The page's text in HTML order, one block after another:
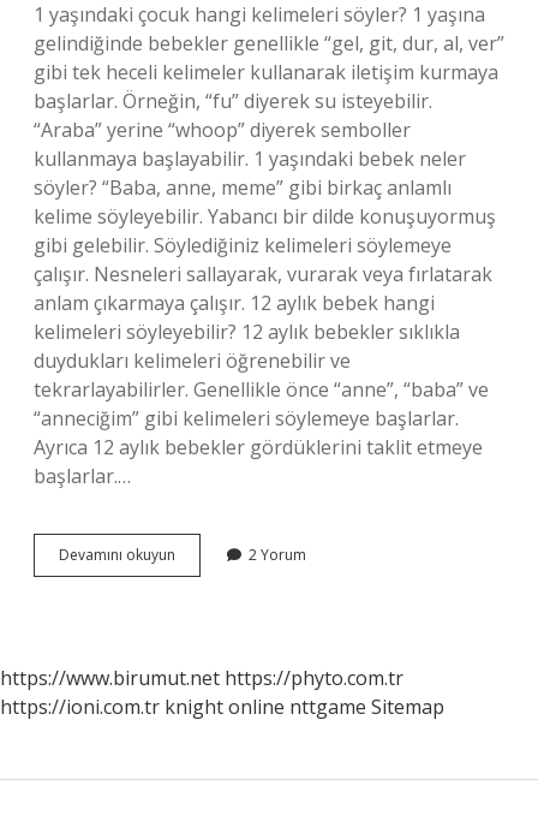
1 yaşındaki çocuk hangi kelimeleri söyler? 1 yaşına
gelindiğinde bebekler genellikle “gel, git, dur, al, ver”
gibi tek heceli kelimeler kullanarak iletişim kurmaya
başlarlar. Örneğin, “fu” diyerek su isteyebilir.
“Araba” yerine “whoop” diyerek semboller
kullanmaya başlayabilir. 1 yaşındaki bebek neler
söyler? “Baba, anne, meme” gibi birkaç anlamlı
kelime söyleyebilir. Yabancı bir dilde konuşuyormuş
gibi gelebilir. Söylediğiniz kelimeleri söylemeye
çalışır. Nesneleri sallayarak, vurarak veya fırlatarak
anlam çıkarmaya çalışır. 12 aylık bebek hangi
kelimeleri söyleyebilir? 12 aylık bebekler sıklıkla
duydukları kelimeleri öğrenebilir ve
tekrarlayabilirler. Genellikle önce “anne”, “baba” ve
“anneciğim” gibi kelimeleri söylemeye başlarlar.
Ayrıca 12 aylık bebekler gördüklerini taklit etmeye
başlarlar.…
Devamını okuyun
Yaşındaki
2 Yorum
https://www.birumut.net https://phyto.com.tr
https://ioni.com.tr knight online nttgame Sitemap